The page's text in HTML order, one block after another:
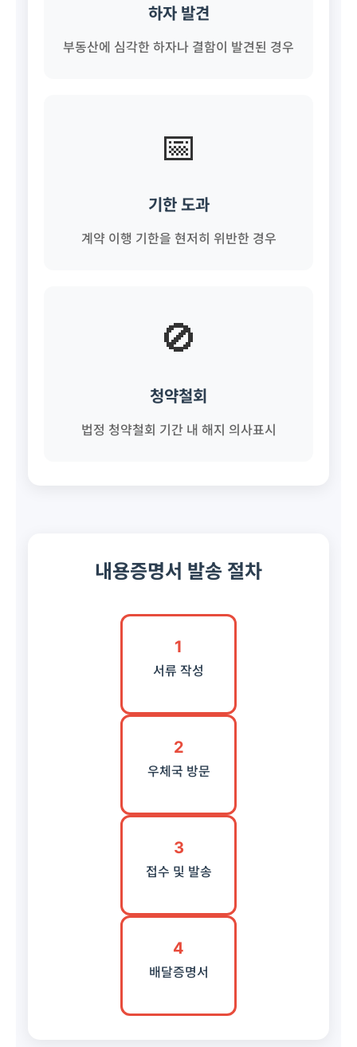
하자 발견
부동산에 심각한 하자나 결함이 발견된 경우
📅
기한 도과
계약 이행 기한을 현저히 위반한 경우
🚫
청약철회
법정 청약철회 기간 내 해지 의사표시
내용증명서 발송 절차
1
서류 작성
2
우체국 방문
3
접수 및 발송
4
배달증명서